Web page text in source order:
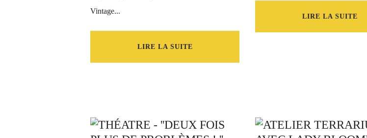
Vintage...
LIRE LA SUITE
LIRE LA SUITE